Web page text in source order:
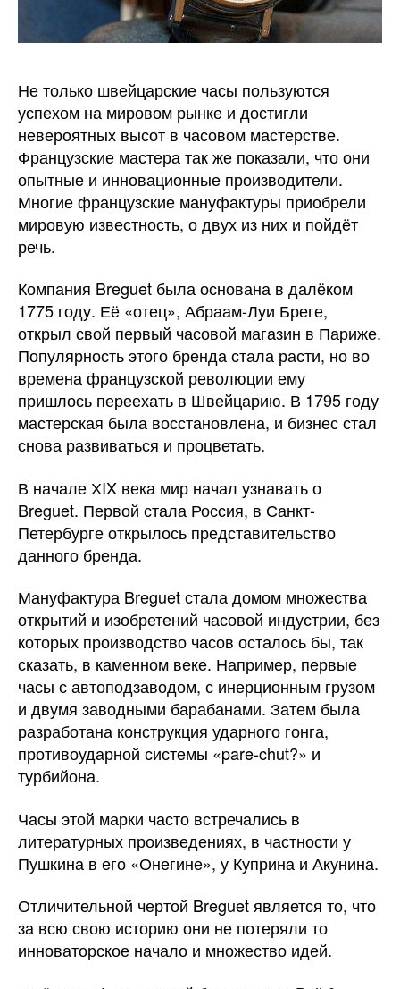
Не только швейцарские часы пользуются
успехом на мировом рынке и достигли
невероятных высот в часовом мастерстве.
Французские мастера так же показали, что они
опытные и инновационные производители.
Многие французские мануфактуры приобрели
мировую известность, о двух из них и пойдёт
речь.
Компания Breguet была основана в далёком
1775 году. Её «отец», Абраам-Луи Бреге,
открыл свой первый часовой магазин в Париже.
Популярность этого бренда стала расти, но во
времена французской революции ему
пришлось переехать в Швейцарию. В 1795 году
мастерская была восстановлена, и бизнес стал
снова развиваться и процветать.
В начале ХIX века мир начал узнавать о
Breguet. Первой стала Россия, в Санкт-
Петербурге открылось представительство
данного бренда.
Мануфактура Breguet стала домом множества
открытий и изобретений часовой индустрии, без
которых производство часов осталось бы, так
сказать, в каменном веке. Например, первые
часы с автоподзаводом, с инерционным грузом
и двумя заводными барабанами. Затем была
разработана конструкция ударного гонга,
противоударной системы «pare-chut?» и
турбийона.
Часы этой марки часто встречались в
литературных произведениях, в частности у
Пушкина в его «Онегине», у Куприна и Акунина.
Отличительной чертой Breguet является то, что
за всю свою историю они не потеряли то
инноваторское начало и множество идей.